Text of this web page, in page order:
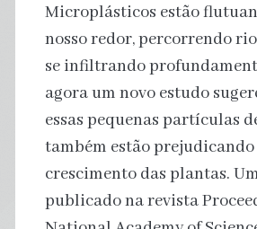
Microplásticos estão
nosso redor, percorrendo
se infiltrando
agora um novo estudo
essas pequenas partículas
também estão prejudicando
crescimento das plantas.
publicado na revista